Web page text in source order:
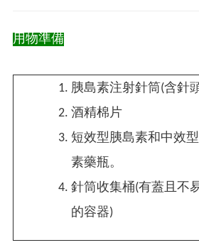
用物準備
胰島素注射針筒(含針
酒精棉片
短效型胰島素和中效
素藥瓶。
針筒收集桶(有蓋且不
的容器)